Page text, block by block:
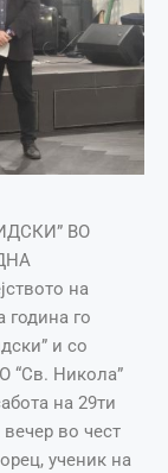
ВО
на
година го
и со
“Св. Никола”
на 29ти
во чест
ученик на